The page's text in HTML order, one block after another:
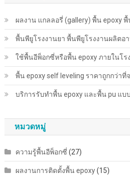
ผลงาน แกลลอรี่ (gallery) พื้น epoxy
พื้นพียู​โรงงานยา พื้นพียู​โรงงานผลิตอ
ใช้พื้นอีพ็อกซี่หรือพื้น epoxy ภายในโ
พื้น epoxy self leveling ราคาถูกกว่าที่
บริการรับทำพื้น epoxy และพื้น pu แบ
หมวดหมู่
ความรู้พื้นอีพ็อกซี่ (27)
ผลงานการติดตั้งพื้น epoxy(15)